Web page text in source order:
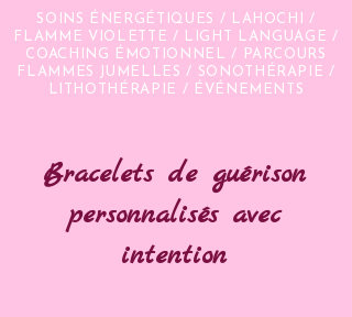
SOINS ÉNERGÉTIQUES / LAHOCHI /
FLAMME VIOLETTE / LIGHT LANGUAGE /
COACHING ÉMOTIONNEL / PARCOURS
FLAMMES JUMELLES / SONOTHÉRAPIE /
LITHOTHÉRAPIE / ÉVÉNEMENTS
Bracelets de guérison
personnalisés avec
intention